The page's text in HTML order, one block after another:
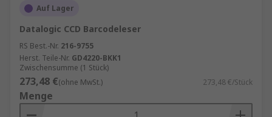
Auf Lager
Datalogic CCD Barcodeleser
RS Best.-Nr. 216-9755
Herst. Teile-Nr. GD4220-BKK1
Zwischensumme (1 Stück)
273,48 €(ohne MwSt.) 273,48 €/Stück
Menge